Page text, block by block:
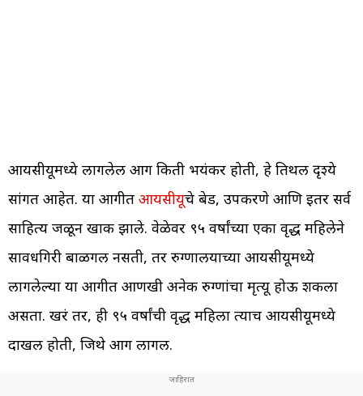
आयसीयूमध्ये लागलेली आग किती भयंकर होती, हे तिथली दृश्ये
सांगत आहेत. या आगीत आयसीयूचे बेड, उपकरणे आणि इतर सर्व
साहित्य जळून खाक झाले. वेळेवर ९५ वर्षांच्या एका वृद्ध महिलेने
सावधगिरी बाळगली नसती, तर रुग्णालयाच्या आयसीयूमध्ये
लागलेल्या या आगीत आणखी अनेक रुग्णांचा मृत्यू होऊ शकला
असता. खरं तर, ही ९५ वर्षांची वृद्ध महिला त्याच आयसीयूमध्ये
दाखल होती, जिथे आग लागली.